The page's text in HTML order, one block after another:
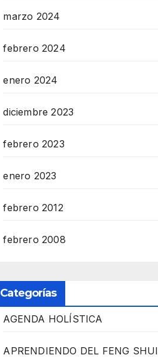
marzo 2024
febrero 2024
enero 2024
diciembre 2023
febrero 2023
enero 2023
febrero 2012
febrero 2008
Categorías
AGENDA HOLÍSTICA
APRENDIENDO DEL FENG SHUI